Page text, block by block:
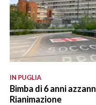
IN PUGLIA
Bimba di 6 anni
Rianimazione